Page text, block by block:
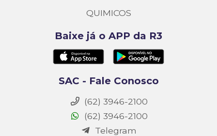
QUIMICOS
Baixe já o APP da R3
SAC - Fale Conosco
(62) 3946-2100
(62) 3946-2100
Telegram